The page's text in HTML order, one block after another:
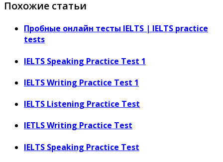
Похожие статьи
Пробные онлайн тесты IELTS | IELTS practice
tests
IELTS Speaking Practice Test 1
IELTS Writing Practice Test 1
IELTS Listening Practice Test
IETLS Writing Practice Test
IELTS Speaking Practice Test